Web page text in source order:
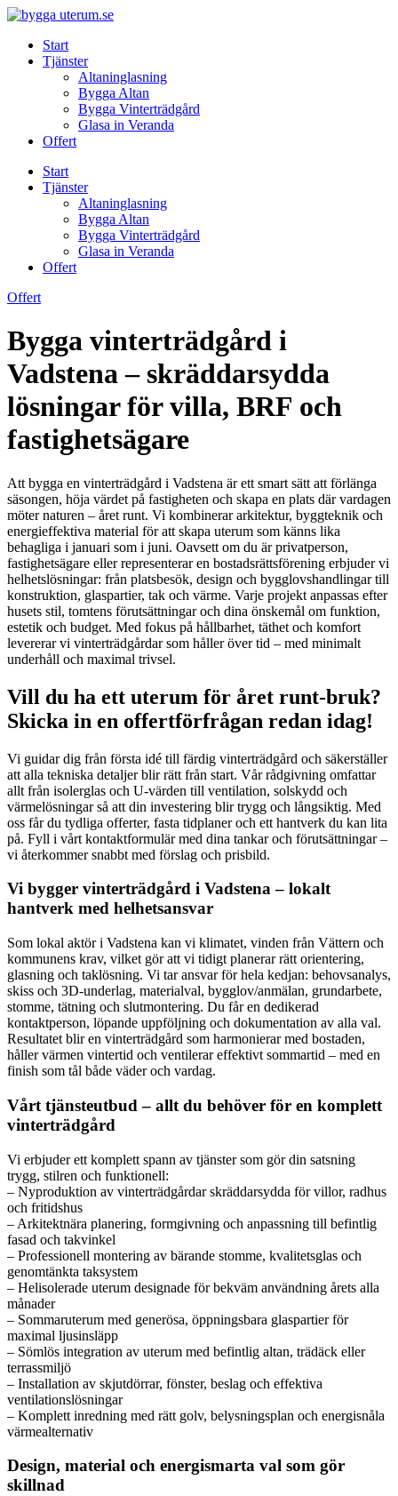
Skip
contentStart
Tjänster
Altaninglasning
Bygga Altan
Bygga Vinterträdgård
Glasa in Veranda
Offert
Start
Tjänster
Altaninglasning
Bygga Altan
Bygga Vinterträdgård
Glasa in Veranda
Offert
Offert
Bygga vinterträdgård i
Vadstena – skräddarsydda
lösningar för villa, BRF och
fastighetsägare
Att bygga en vinterträdgård i Vadstena är ett smart sätt att förlänga
säsongen, höja värdet på fastigheten och skapa en plats där vardagen
möter naturen – året runt. Vi kombinerar arkitektur, byggteknik och
energieffektiva material för att skapa uterum som känns lika
behagliga i januari som i juni. Oavsett om du är privatperson,
fastighetsägare eller representerar en bostadsrättsförening erbjuder vi
helhetslösningar: från platsbesök, design och bygglovshandlingar till
konstruktion, glaspartier, tak och värme. Varje projekt anpassas efter
husets stil, tomtens förutsättningar och dina önskemål om funktion,
estetik och budget. Med fokus på hållbarhet, täthet och komfort
levererar vi vinterträdgårdar som håller över tid – med minimalt
underhåll och maximal trivsel.
Vill du ha ett uterum för året runt-bruk?
Skicka in en offertförfrågan redan idag!
Vi guidar dig från första idé till färdig vinterträdgård och säkerställer
att alla tekniska detaljer blir rätt från start. Vår rådgivning omfattar
allt från isolerglas och U-värden till ventilation, solskydd och
värmelösningar så att din investering blir trygg och långsiktig. Med
oss får du tydliga offerter, fasta tidplaner och ett hantverk du kan lita
på. Fyll i vårt kontaktformulär med dina tankar och förutsättningar –
vi återkommer snabbt med förslag och prisbild.
Vi bygger vinterträdgård i Vadstena – lokalt
hantverk med helhetsansvar
Som lokal aktör i Vadstena kan vi klimatet, vinden från Vättern och
kommunens krav, vilket gör att vi tidigt planerar rätt orientering,
glasning och taklösning. Vi tar ansvar för hela kedjan: behovsanalys,
skiss och 3D-underlag, materialval, bygglov/anmälan, grundarbete,
stomme, tätning och slutmontering. Du får en dedikerad
kontaktperson, löpande uppföljning och dokumentation av alla val.
Resultatet blir en vinterträdgård som harmonierar med bostaden,
håller värmen vintertid och ventilerar effektivt sommartid – med en
finish som tål både väder och vardag.
Vårt tjänsteutbud – allt du behöver för en komplett
vinterträdgård
Vi erbjuder ett komplett spann av tjänster som gör din satsning
trygg, stilren och funktionell:
– Nyproduktion av vinterträdgårdar skräddarsydda för villor, radhus
och fritidshus
– Arkitektnära planering, formgivning och anpassning till befintlig
fasad och takvinkel
– Professionell montering av bärande stomme, kvalitetsglas och
genomtänkta taksystem
– Helisolerade uterum designade för bekväm användning årets alla
månader
– Sommaruterum med generösa, öppningsbara glaspartier för
maximal ljusinsläpp
– Sömlös integration av uterum med befintlig altan, trädäck eller
terrassmiljö
– Installation av skjutdörrar, fönster, beslag och effektiva
ventilationslösningar
– Komplett inredning med rätt golv, belysningsplan och energisnåla
värmealternativ
Design, material och energismarta val som gör
skillnad